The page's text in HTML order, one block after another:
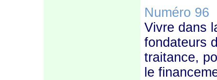
Numéro 96
Vivre dans
fondateurs
traitance,
le